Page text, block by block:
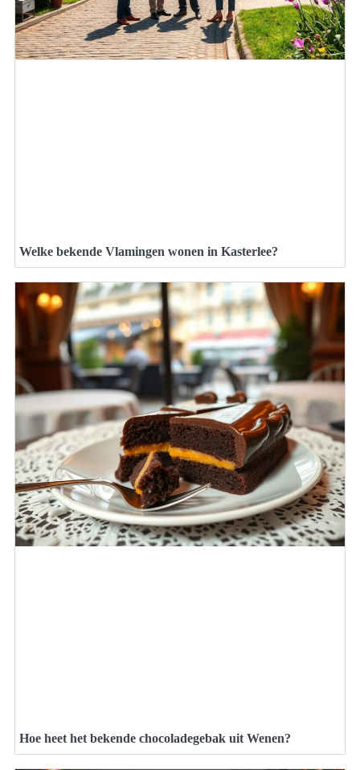
Welke bekende Vlamingen wonen in Kasterlee?
Hoe heet het bekende chocoladegebak uit Wenen?